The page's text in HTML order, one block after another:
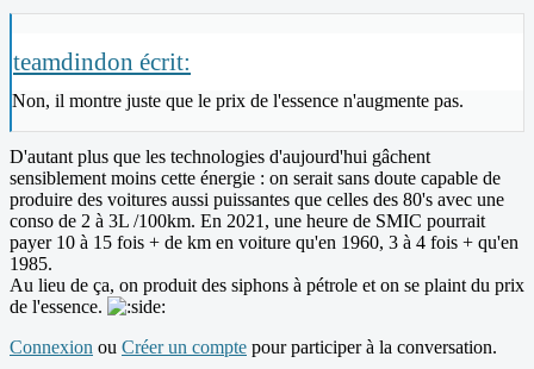
teamdindon écrit:
Non, il montre juste que le prix de l'essence n'augmente pas.
D'autant plus que les technologies d'aujourd'hui gâchent
sensiblement moins cette énergie : on serait sans doute capable de
produire des voitures aussi puissantes que celles des 80's avec une
conso de 2 à 3L /100km. En 2021, une heure de SMIC pourrait
payer 10 à 15 fois + de km en voiture qu'en 1960, 3 à 4 fois + qu'en
1985.
Au lieu de ça, on produit des siphons à pétrole et on se plaint du prix
de l'essence.
Connexion ou Créer un compte pour participer à la conversation.